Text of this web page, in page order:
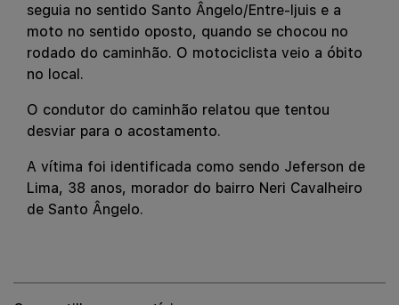
seguia no sentido Santo Ângelo/Entre-Ijuis e a
moto no sentido oposto, quando se chocou no
rodado do caminhão. O motociclista veio a óbito
no local.
O condutor do caminhão relatou que tentou
desviar para o acostamento.
A vítima foi identificada como sendo Jeferson de
Lima, 38 anos, morador do bairro Neri Cavalheiro
de Santo Ângelo.